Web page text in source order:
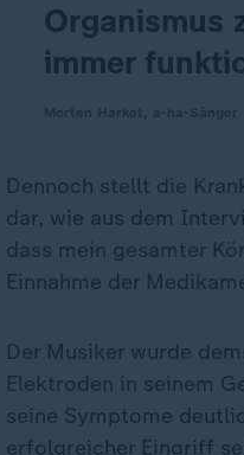
Organismus
immer
Dennoch stellt die
dar, wie aus dem
dass mein gesamter
Einnahme der
Der Musiker wurde
Elektroden in seinem
seine Symptome
erfolgreicher Eingriff